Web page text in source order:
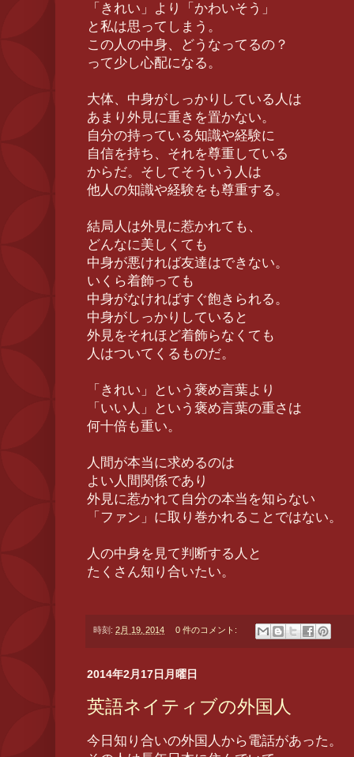
「きれい」より「かわいそう」
と私は思ってしまう。
この人の中身、どうなってるの？
って少し心配になる。
大体、中身がしっかりしている人は
あまり外見に重きを置かない。
自分の持っている知識や経験に
自信を持ち、それを尊重している
からだ。そしてそういう人は
他人の知識や経験をも尊重する。
結局人は外見に惹かれても、
どんなに美しくても
中身が悪ければ友達はできない。
いくら着飾っても
中身がなければすぐ飽きられる。
中身がしっかりしていると
外見をそれほど着飾らなくても
人はついてくるものだ。
「きれい」という褒め言葉より
「いい人」という褒め言葉の重さは
何十倍も重い。
人間が本当に求めるのは
よい人間関係であり
外見に惹かれて自分の本当を知らない
「ファン」に取り巻かれることではない。
人の中身を見て判断する人と
たくさん知り合いたい。
時刻: 2月 19, 2014 0 件のコメント:
2014年2月17日月曜日
英語ネイティブの外国人
今日知り合いの外国人から電話があった。